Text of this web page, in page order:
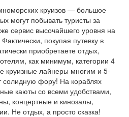
круизов — большое
могут побывать туристы за
сервис высочайшего уровня на
покупая путевку в
приобретаете отдых,
как минимум, категории 4
круизные лайнеры многим и 5-
солидную фору! На кораблях
каюты со всеми удобствами,
концертные и кинозалы,
Не отдых, а просто сказка!